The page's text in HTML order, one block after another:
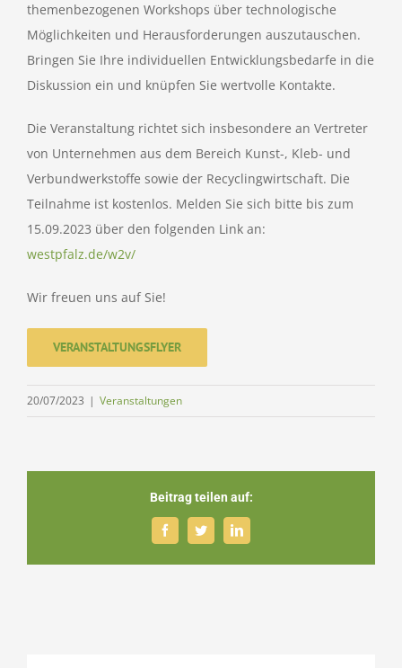
themenbezogenen Workshops über technologische
Möglichkeiten und Herausforderungen auszutauschen.
Bringen Sie Ihre individuellen Entwicklungsbedarfe in die
Diskussion ein und knüpfen Sie wertvolle Kontakte.
Die Veranstaltung richtet sich insbesondere an Vertreter
von Unternehmen aus dem Bereich Kunst-, Kleb- und
Verbundwerkstoffe sowie der Recyclingwirtschaft. Die
Teilnahme ist kostenlos. Melden Sie sich bitte bis zum
15.09.2023 über den folgenden Link an:
westpfalz.de/w2v/
Wir freuen uns auf Sie!
VERANSTALTUNGSFLYER
20/07/2023 | Veranstaltungen
Beitrag teilen auf:
FacebookTwitterLinkedIn